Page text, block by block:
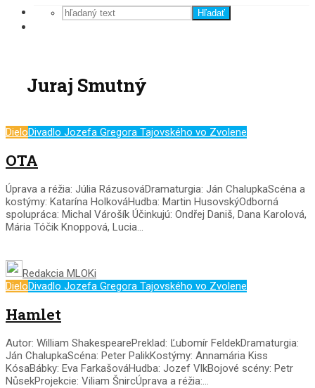
Hľadať
Juraj Smutný
DieloDivadlo Jozefa Gregora Tajovského vo Zvolene
OTA
Úprava a réžia: Júlia RázusováDramaturgia: Ján ChalupkaScéna a
kostýmy: Katarína HolkováHudba: Martin HusovskýOdborná
spolupráca: Michal Várošík Účinkujú: Ondřej Daniš, Dana Karolová,
Mária Tóčik Knoppová, Lucia...
Redakcia MLOKi
DieloDivadlo Jozefa Gregora Tajovského vo Zvolene
Hamlet
Autor: William ShakespearePreklad: Ľubomír FeldekDramaturgia:
Ján ChalupkaScéna: Peter PalikKostýmy: Annamária Kiss
KósaBábky: Eva FarkašováHudba: Jozef VlkBojové scény: Petr
NůsekProjekcie: Viliam ŠnircÚprava a réžia:...